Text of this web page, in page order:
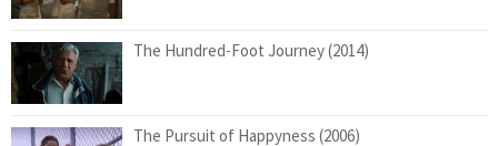
The Hundred-Foot Journey (2014)
The Pursuit of Happyness (2006)